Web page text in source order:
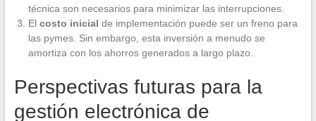
técnica son necesarios para minimizar las interrupciones.
El costo inicial de implementación puede ser un freno para
las pymes. Sin embargo, esta inversión a menudo se
amortiza con los ahorros generados a largo plazo.
Perspectivas futuras para la
gestión electrónica de